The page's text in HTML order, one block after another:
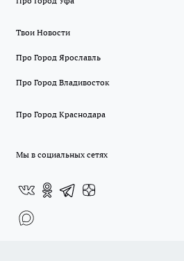
Твои Новости
Про Город Ярославль
Про Город Владивосток
Про Город Краснодара
Мы в социальных сетях